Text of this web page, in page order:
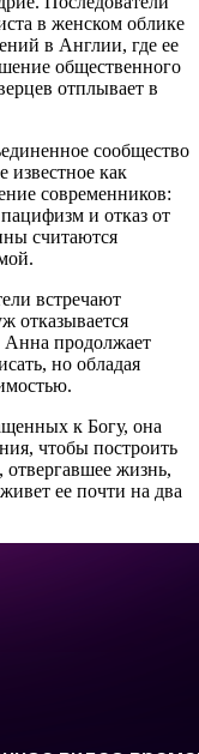
в женском облике
в Англии, где ее
общественного
отплывает в
сообщество
как
современников:
и отказ от
считаются
встречают
отказывается
Анна продолжает
но обладая
к Богу, она
чтобы построить
отвергавшее жизнь,
ее почти на два